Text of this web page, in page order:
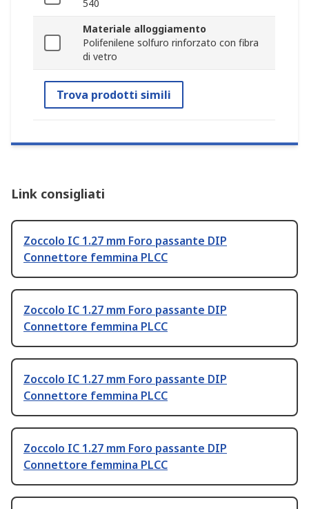
540
Materiale alloggiamento
Polifenilene solfuro rinforzato con fibra
di vetro
Trova prodotti simili
Link consigliati
Zoccolo IC 1.27 mm Foro passante DIP
Connettore femmina PLCC
Zoccolo IC 1.27 mm Foro passante DIP
Connettore femmina PLCC
Zoccolo IC 1.27 mm Foro passante DIP
Connettore femmina PLCC
Zoccolo IC 1.27 mm Foro passante DIP
Connettore femmina PLCC